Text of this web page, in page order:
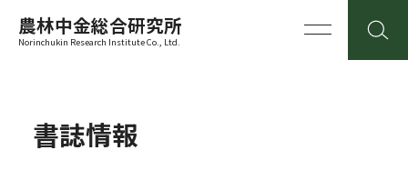
農林中金総合研究所
Norinchukin Research Institute Co., Ltd.
書誌情報